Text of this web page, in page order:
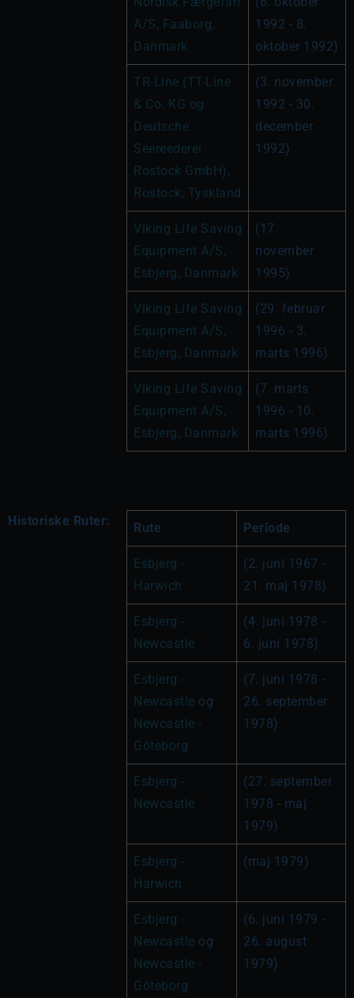
A/S, Faaborg,
Danmark
1992 - 8.
oktober 1992)
TR-Line (TT-Line
& Co. KG og
Deutsche
Seereederei
Rostock GmbH),
Rostock, Tyskland
(3. november
1992 - 30.
december
1992)
Viking Life Saving
Equipment A/S,
Esbjerg, Danmark
(17.
november
1995)
Viking Life Saving
Equipment A/S,
Esbjerg, Danmark
(29. februar
1996 - 3.
marts 1996)
Viking Life Saving
Equipment A/S,
Esbjerg, Danmark
(7. marts
1996 - 10.
marts 1996)
Historiske Ruter: Rute Periode
Esbjerg -
Harwich
(2. juni 1967 -
21. maj 1978)
Esbjerg -
Newcastle
(4. juni 1978 -
6. juni 1978)
Esbjerg -
Newcastle
Newcastle -
Göteborg
(7. juni 1978 -
26. september
1978)
Esbjerg -
Newcastle
(27. september
1978 - maj
1979)
Esbjerg -
Harwich
(maj 1979)
Esbjerg -
Newcastle
Newcastle -
Göteborg
(6. juni 1979 -
26. august
1979)